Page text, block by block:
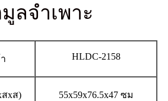
ลจำเพาะ
HLDC-2158
xส) 55x59x76.5x47 ซม